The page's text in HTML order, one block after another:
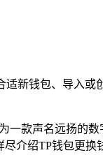
新钱包、导入
一款声名远扬的
介绍TP钱包更